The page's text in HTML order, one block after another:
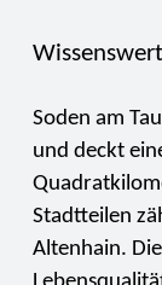
Soden am
und deckt
Stadtteilen
Altenhain.